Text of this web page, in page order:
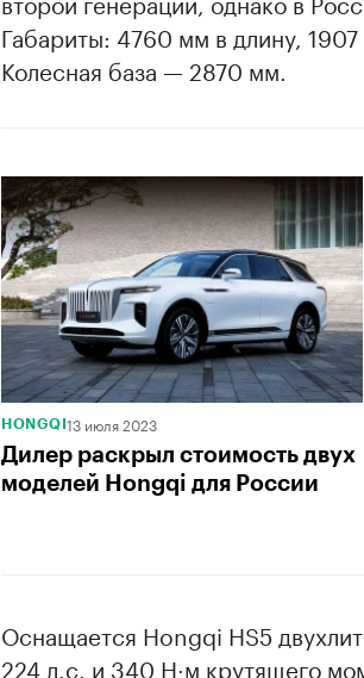
Габариты: 4760 мм в длину,
Колесная база — 2870 мм.
HONGQI 13 июля 2023
Дилер раскрыл стоимость двух
моделей Hongqi для России
Оснащается Hongqi HS5
224 л.с. и 340 Н·м крутящего